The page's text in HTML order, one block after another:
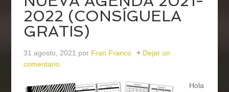
2022 (CONSÍGUELA
GRATIS)
31 agosto, 2021 por Fran Franco
Dejar un
comentario
Hola